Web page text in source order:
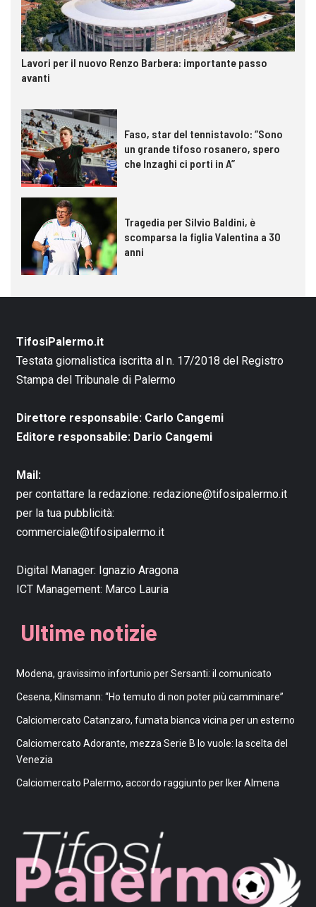
Lavori per il nuovo Renzo Barbera: importante passo
avanti
Faso, star del tennistavolo: “Sono
un grande tifoso rosanero, spero
che Inzaghi ci porti in A”
Tragedia per Silvio Baldini, è
scomparsa la figlia Valentina a 30
anni
TifosiPalermo.it
Testata giornalistica iscritta al n. 17/2018 del Registro
Stampa del Tribunale di Palermo
Direttore responsabile: Carlo Cangemi
Editore responsabile: Dario Cangemi
Mail:
per contattare la redazione: redazione@tifosipalermo.it
per la tua pubblicità:
commerciale@tifosipalermo.it
Digital Manager: Ignazio Aragona
ICT Management: Marco Lauria
Ultime notizie
Modena, gravissimo infortunio per Sersanti: il comunicato
Cesena, Klinsmann: “Ho temuto di non poter più camminare”
Calciomercato Catanzaro, fumata bianca vicina per un esterno
Calciomercato Adorante, mezza Serie B lo vuole: la scelta del
Venezia
Calciomercato Palermo, accordo raggiunto per Iker Almena